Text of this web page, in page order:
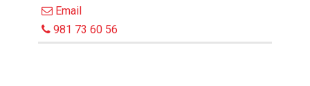
Email
981 73 60 56